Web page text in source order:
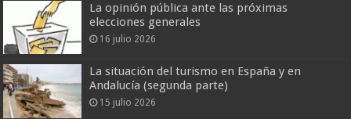
La opinión pública ante las próximas
elecciones generales
16 julio 2026
La situación del turismo en España y en
Andalucía (segunda parte)
15 julio 2026